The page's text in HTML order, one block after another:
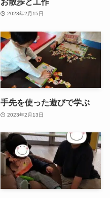
2023年2月15日
手先を使った遊びで学ぶ
2023年2月13日